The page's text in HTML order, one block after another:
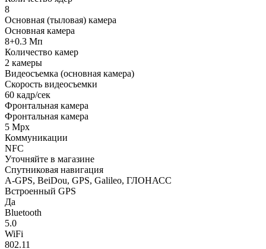
8
Основная (тыловая) камера
Основная камера
8+0.3 Мп
Количество камер
2 камеры
Видеосъемка (основная камера)
Скорость видеосъемки
60 кадр/сек
Фронтальная камера
Фронтальная камера
5 Mpx
Коммуникации
NFC
Уточняйте в магазине
Спутниковая навигация
A-GPS, BeiDou, GPS, Galileo, ГЛОНАСС
Встроенный GPS
Да
Bluetooth
5.0
WiFi
802.11